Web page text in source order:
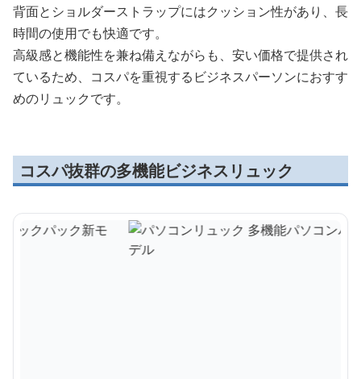
背面とショルダーストラップにはクッション性があり、長
時間の使用でも快適です。
高級感と機能性を兼ね備えながらも、安い価格で提供され
ているため、コスパを重視するビジネスパーソンにおすす
めのリュックです。
コスパ抜群の多機能ビジネスリュック